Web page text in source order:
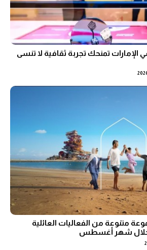
تمنحك تجربة ثقافية لا تنسى
متنوعة من الفعاليات العائلية
خلال شهر أغسطس